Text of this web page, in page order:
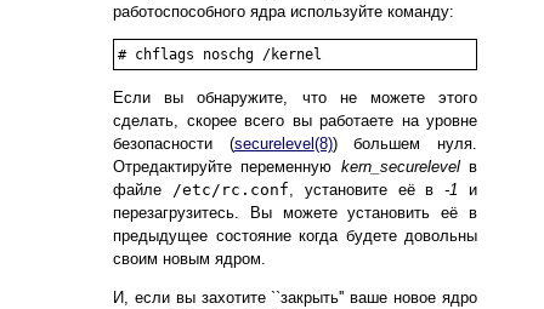
работоспособного ядра используйте команду:
# chflags noschg /kernel
Если вы обнаружите, что не можете этого
сделать, скорее всего вы работаете на уровне
безопасности (securelevel (8)) большем нуля.
Отредактируйте переменную kern_securelevelв
файле /etc/rc.conf, установите её в-1 и
перезагрузитесь. Вы можете установить её в
предыдущее состояние когда будете довольны
своим новым ядром.
И, если вы захотите ``закрыть'' ваше новое ядро